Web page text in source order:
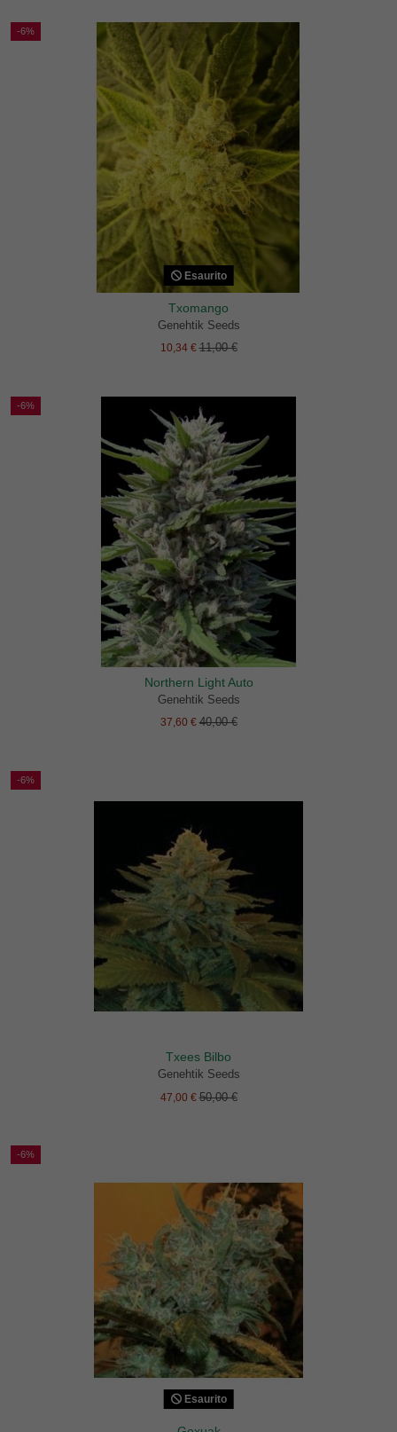
-6%
Esaurito
Txomango
Genehtik Seeds
10,34 €11,00 €
-6%
Northern Light Auto
Genehtik Seeds
37,60 €40,00 €
-6%
Txees Bilbo
Genehtik Seeds
47,00 €50,00 €
-6%
Esaurito